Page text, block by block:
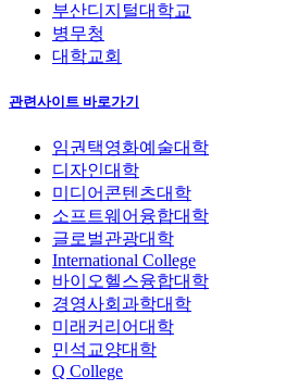
부산디지털대학교
병무청
대학교회
관련사이트 바로가기
임권택영화예술대학
디자인대학
미디어콘텐츠대학
소프트웨어융합대학
글로벌관광대학
International College
바이오헬스융합대학
경영사회과학대학
미래커리어대학
민석교양대학
Q College